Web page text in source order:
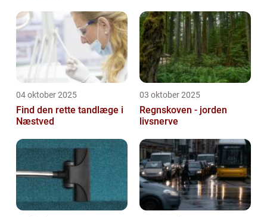
04 oktober 2025
Find den rette tandlæge i
Næstved
03 oktober 2025
Regnskoven - jorden
livsnerve